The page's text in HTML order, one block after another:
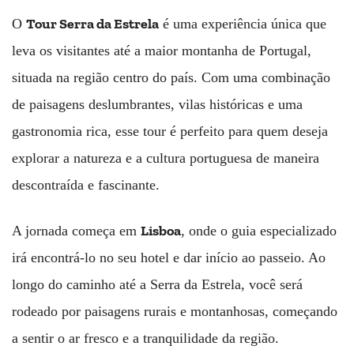
O Tour Serra da Estrela é uma experiência única que
leva os visitantes até a maior montanha de Portugal,
situada na região centro do país. Com uma combinação
de paisagens deslumbrantes, vilas históricas e uma
gastronomia rica, esse tour é perfeito para quem deseja
explorar a natureza e a cultura portuguesa de maneira
descontraída e fascinante.
A jornada começa em Lisboa, onde o guia especializado
irá encontrá-lo no seu hotel e dar início ao passeio. Ao
longo do caminho até a Serra da Estrela, você será
rodeado por paisagens rurais e montanhosas, começando
a sentir o ar fresco e a tranquilidade da região.